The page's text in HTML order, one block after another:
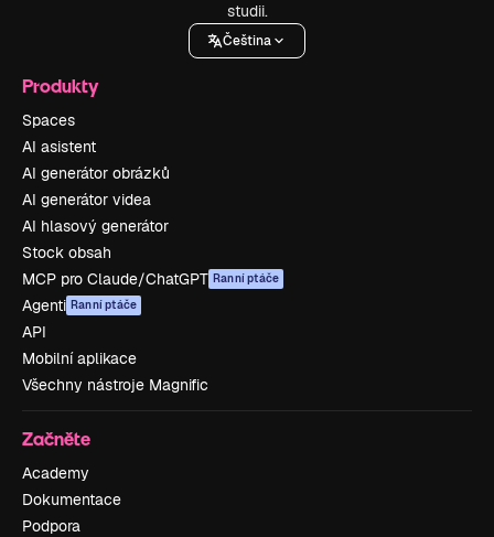
studii.
Čeština
Produkty
Spaces
AI asistent
AI generátor obrázků
AI generátor videa
AI hlasový generátor
Stock obsah
MCP pro Claude/ChatGPT Ranní ptáče
Agenti Ranní ptáče
API
Mobilní aplikace
Všechny nástroje Magnific
Začněte
Academy
Dokumentace
Podpora